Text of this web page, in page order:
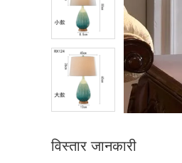
विस्तार जानकारी